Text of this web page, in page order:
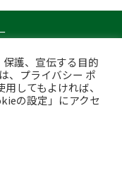
All rights reserved.
護、宣伝する目的
、プライバシー ポ
してもよければ、
の設定」にアクセ